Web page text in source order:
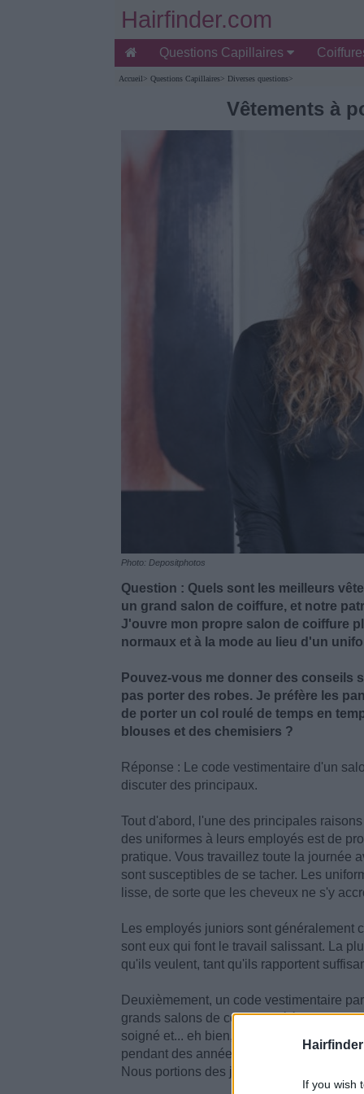
If you wish
Hairfinder.com
Questions Capillaires
Accueil> Questions Capillaires> Diverses questions>
Vêtements à
Photo: Depositphotos
Question : Quels sont les meilleurs
un grand salon de coiffure, et notre
J'ouvre mon propre salon de coiffure
normaux et à la mode au lieu d'un
Pouvez-vous me donner des conseils
pas porter des robes. Je préfère les
de porter un col roulé de temps en
blouses et des chemisiers ?
Réponse : Le code vestimentaire d'un
discuter des principaux.
Tout d'abord, l'une des principales
des uniformes à leurs employés est de
pratique. Vous travaillez toute la journée
sont susceptibles de se tacher. Les
lisse, de sorte que les cheveux ne s'y
Les employés juniors sont
sont eux qui font le travail salissant. La
qu'ils veulent, tant qu'ils rapportent
Deuxièmement, un code vestimentaire
grands salons de coiffure préfèrent les
soigné et... eh bien, uniforme. Beaucoup
pendant des années dans un salon avec
Nous portions des jupes noires